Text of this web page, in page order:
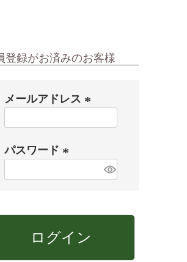
登録がお済みのお客様
メールアドレス
パスワード
ログイン